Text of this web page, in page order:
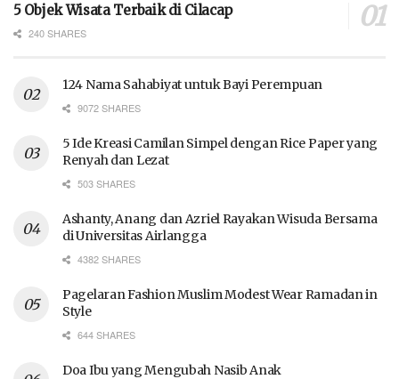
5 Objek Wisata Terbaik di Cilacap
240 SHARES
124 Nama Sahabiyat untuk Bayi Perempuan
9072 SHARES
5 Ide Kreasi Camilan Simpel dengan Rice Paper yang
Renyah dan Lezat
503 SHARES
Ashanty, Anang dan Azriel Rayakan Wisuda Bersama
di Universitas Airlangga
4382 SHARES
Pagelaran Fashion Muslim Modest Wear Ramadan in
Style
644 SHARES
Doa Ibu yang Mengubah Nasib Anak